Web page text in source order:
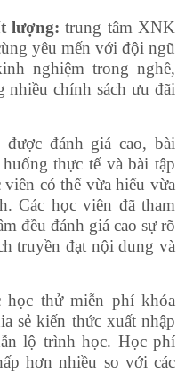
lượng: trung tâm XNK
yêu mến với đội ngũ
nghiệm trong nghề,
chính sách ưu đãi
được đánh giá cao, bài
thực tế và bài tập
có thể vừa hiểu vừa
Các học viên đã tham
đều đánh giá cao sự rõ
truyền đạt nội dung và
học thử miễn phí khóa
sẻ kiến thức xuất nhập
lộ trình học. Học phí
hơn nhiều so với các